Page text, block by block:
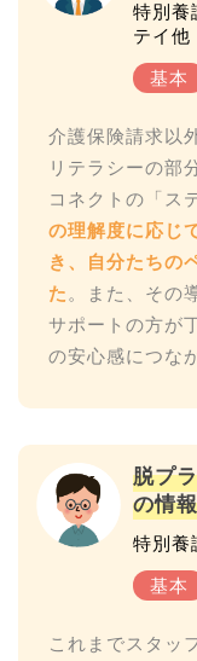
特別養
テイ他
介護保険請求以
リテラシーの部
コネクトの「ス
の理解度に応じ
き、自分たちの
た 。また、その
サポートの方が
の安心感につな
脱プ
の情
特別養
これまでスタッ